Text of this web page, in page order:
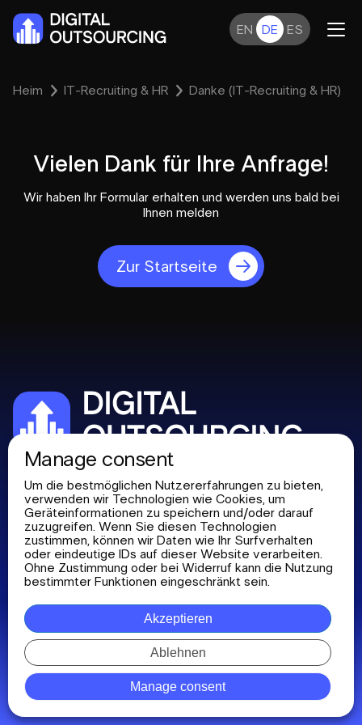
Manage consent
Um die bestmöglichen Nutzererfahrungen zu bieten,
verwenden wir Technologien wie Cookies, um
Geräteinformationen zu speichern und/oder darauf
zuzugreifen. Wenn Sie diesen Technologien
zustimmen, können wir Daten wie Ihr Surfverhalten
oder eindeutige IDs auf dieser Website verarbeiten.
Ohne Zustimmung oder bei Widerruf kann die Nutzung
bestimmter Funktionen eingeschränkt sein.
Akzeptieren
Ablehnen
Manage consent
EN DE ES
Heim IT-Recruiting & HR Danke (IT-Recruiting & HR)
Vielen Dank für Ihre Anfrage!
Wir haben Ihr Formular erhalten und werden uns bald bei
Ihnen melden
Zur Startseite
Über uns
Dienstleistungen
Portfolio
Blog
+372 53 687130
office@digitaloutsourcing.net
Harju County, Tallinn, Stadtteil
Nord-Tallinn, Tööstuse Straße
75-71, 10416
Datenschutzrichtlinie
Copyright © 2026 Digital Outsourcing. Alle Rechte
vorbehalten.